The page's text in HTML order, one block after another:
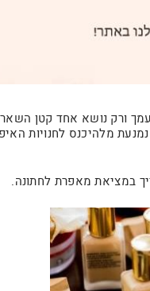
ורק נושא אחד קטן
מלהיכנס לחנויות
במציאת מאפרת לחתונה.